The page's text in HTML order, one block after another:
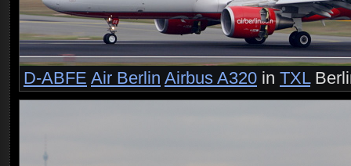
D-ABFE Air Berlin Airbus A320 in TXL